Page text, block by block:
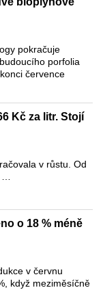
pokračuje
porfolia
července
Kč za litr. Stojí
v růstu. Od
o 18 % méně
v červnu
když meziměsíčně